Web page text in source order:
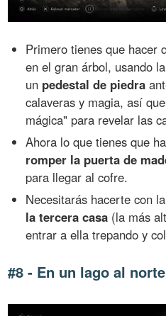
Primero tienes que hacer
en el gran árbol, usando
un pedestal de piedra
calaveras y magia, así
mágica" para revelar las
Ahora lo que tienes que
romper la puerta de
para llegar al cofre.
Necesitarás hacerte con
la tercera casa (la más
entrar a ella trepando y
#8 - En un lago al